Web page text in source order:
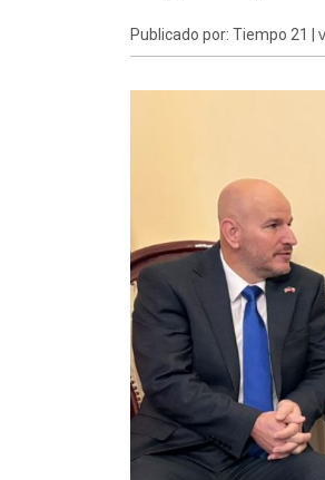
Publicado por: Tiempo 21 |